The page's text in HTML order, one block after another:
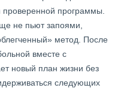
проверенной программы.
не пьют запоями,
метод. После
вместе с
новый план жизни без
следующих